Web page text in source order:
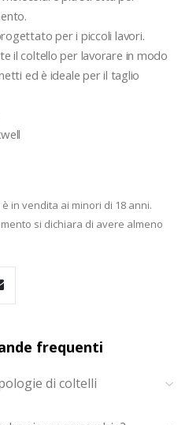
per i piccoli lavori.
il coltello per lavorare in modo
ed è ideale per il taglio
in vendita ai minori di 18 anni.
si dichiara di avere almeno
frequenti
di coltelli